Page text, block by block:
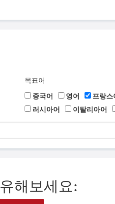
목표어
중국어
영어 프랑스
러시아어
이탈리아어
해보세요: